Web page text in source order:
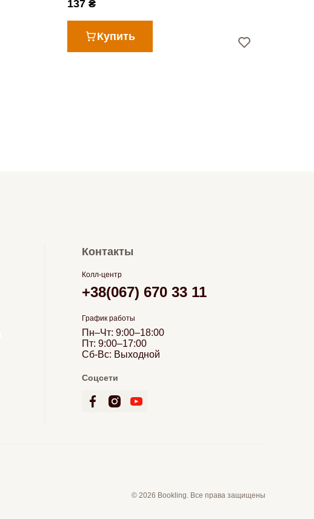
137 ₴
Купить
Контакты
Колл-центр
+38(067) 670 33 11
График работы
Пн–Чт: 9:00–18:00
Пт: 9:00–17:00
Сб-Вс: Выходной
Соцсети
© 2026 Bookling. Все права защищены